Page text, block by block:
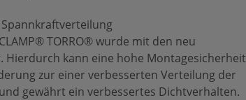
TORRO® wurde mit den neu
kann eine hohe Montagesicherheit
zur einer verbesserten Verteilung der
gewährt ein verbessertes Dichtverhalten.